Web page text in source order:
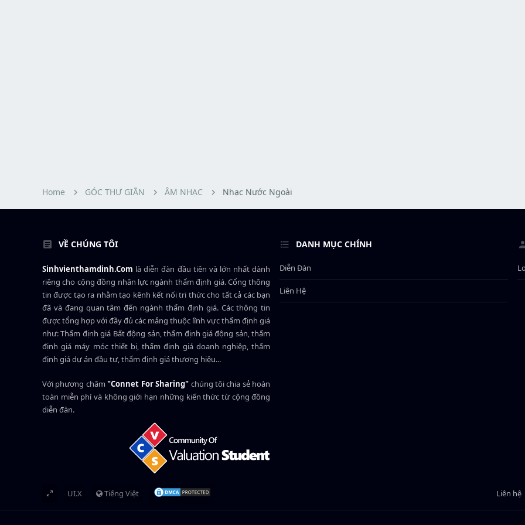
Home GÓC THƯ GIÃN ÂM NHẠC Nhạc Nước Ngoài
VỀ CHÚNG TÔI
Sinhvienthamdinh.Com là diễn đàn đầu tiên và lớn nhất dành
riêng cho cộng đồng nhân lực ngành thẩm định giá. Cổng thông
tin được tạo ra nhằm tạo kênh kết nối tri thức cho tất cả các bạn
đã và đang quan tâm đến ngành thẩm định giá. Các thông tin
được tổng hợp với đầy đủ các mảng thuộc lĩnh vực thẩm định giá
như: Thẩm định giá Bất động sản, thẩm định giá động sản, thẩm
định giá máy móc thiết bị, thẩm định giá doanh nghiệp, thẩm
định giá dự án đầu tư, thẩm định giá thương hiệu...
Với phương châm"Connet For Sharing" chúng tôi chia sẻ hoàn
toàn miễn phí và không giới hạn những kiến thức từ cộng đồng
diễn đàn.
DANH MỤC CHÍNH
Diễn Đàn
Liên Hệ
UI.X Tiếng Việt Liên hệ